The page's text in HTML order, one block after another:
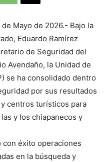
Mayo de 2026.- Bajo la
Eduardo Ramírez
de Seguridad del
Avendaño, la Unidad de
se ha consolidado dentro
por sus resultados
centros turísticos para
y los chiapanecos y
con éxito operaciones
en la búsqueda y